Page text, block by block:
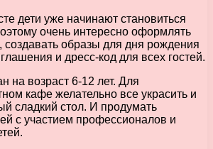
дети уже начинают становиться
очень интересно оформлять
создавать образы для дня рождения
и дресс-код для всех гостей.
на возраст 6-12 лет. Для
кафе желательно все украсить и
сладкий стол. И продумать
с участием профессионалов и